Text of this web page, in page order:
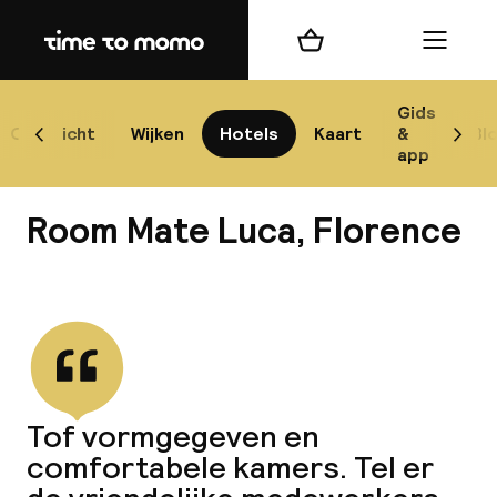
Home
Overzicht Wijken Hotels Kaart
Gids
&
app
Scroll naar links
Winkelmand Menu
Room Mate Luca, Florence
Tof vormgegeven en
comfortabele kamers. Tel er